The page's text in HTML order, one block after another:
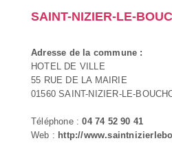
SAINT-NIZIER-LE-
Adresse de la commune :
HOTEL DE VILLE
55 RUE DE LA MAIRIE
01560 SAINT-NIZIER-LE-
Téléphone :04 74 52 90 41
Web : http://